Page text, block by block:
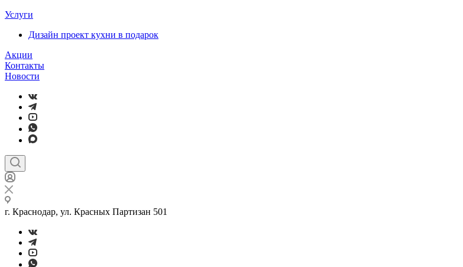
Услуги
Дизайн проект кухни в подарок
Акции
Контакты
Новости
г. Краснодар, ул. Красных Партизан 501